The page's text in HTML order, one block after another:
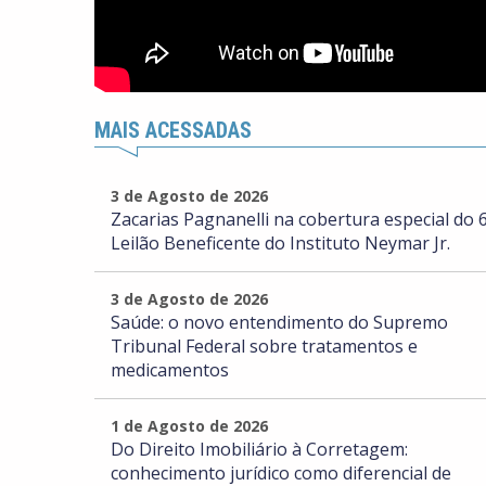
MAIS ACESSADAS
3 de Agosto de 2026
Zacarias Pagnanelli na cobertura especial do
Leilão Beneficente do Instituto Neymar Jr.
3 de Agosto de 2026
Saúde: o novo entendimento do Supremo
Tribunal Federal sobre tratamentos e
medicamentos
1 de Agosto de 2026
Do Direito Imobiliário à Corretagem:
conhecimento jurídico como diferencial de